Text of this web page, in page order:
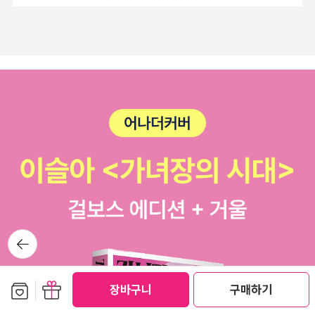
장바구니 구매하기
해서 보아야한다. 투자자와 직원들을 통해 풀린 자금은 마용성
사이클을 타지 않는다고 하니, 금이나 장기채권보다 방어자산으
로 유용. 2-50% 폭락장에 과거의 s&p500처럼 5% 하락, 혹은
뒤로가
기